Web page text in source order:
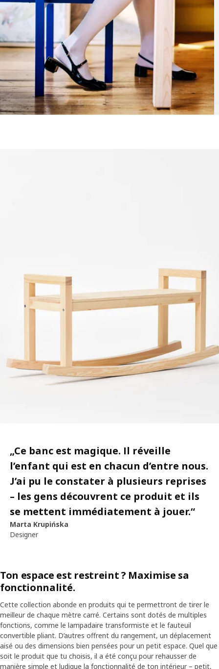
„Ce banc est magique. Il réveille
l’enfant qui est en chacun d’entre nous.
J’ai pu le constater à plusieurs reprises
– les gens découvrent ce produit et ils
se mettent immédiatement à jouer.“
Marta Krupińska
Designer
Ton espace est restreint ? Maximise sa
fonctionnalité.
Cette collection abonde en produits qui te permettront de tirer le
meilleur de chaque mètre carré. Certains sont dotés de multiples
fonctions, comme le lampadaire transformiste et le fauteuil
convertible pliant. D’autres offrent du rangement, un déplacement
aisé ou des dimensions bien pensées pour un petit espace. Quel que
soit le produit que tu choisis, il a été conçu pour rehausser de
manière simple et ludique la fonctionnalité de ton intérieur – petit,